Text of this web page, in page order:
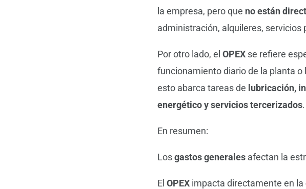
la empresa, pero que no están
administración, alquileres,
Por otro lado, el OPEX se refiere
funcionamiento diario de la planta
esto abarca tareas de lubricación,
energético y servicios tercerizados.
En resumen:
Losgastos generales afectan la
El OPEX impacta directamente en la